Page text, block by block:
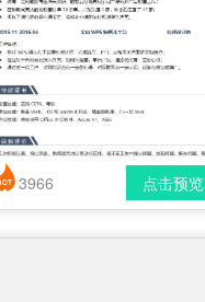
简历风格： 时尚 / 简洁 / 应届生
点击预览
3966